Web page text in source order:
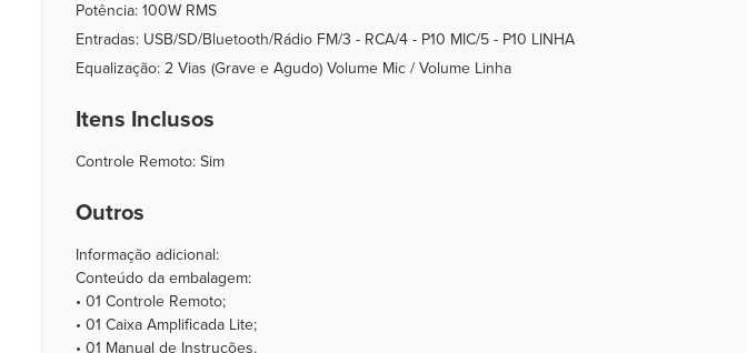
Potência: 100W RMS
Entradas: USB/SD/Bluetooth/Rádio FM/3 - RCA/4 - P10 MIC/5 - P10 LINHA
Equalização: 2 Vias (Grave e Agudo) Volume Mic / Volume Linha
Itens Inclusos
Controle Remoto: Sim
Outros
Informação adicional:
Conteúdo da embalagem:
• 01 Controle Remoto;
• 01 Caixa Amplificada Lite;
• 01 Manual de Instruções.